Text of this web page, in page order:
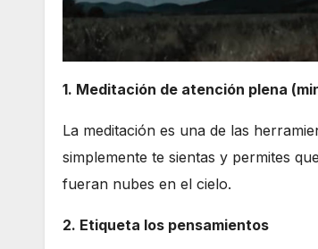
1. Meditación de atención plena
La meditación es una de las
simplemente te sientas y permites
fueran nubes en el cielo.
2. Etiqueta los pensamientos